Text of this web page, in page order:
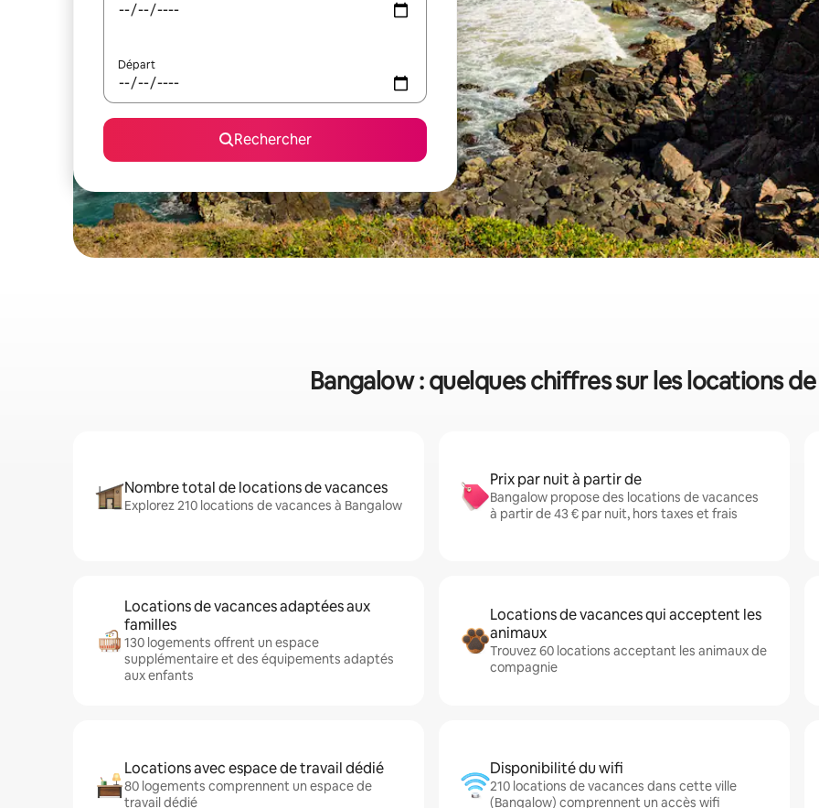
Départ
Rechercher
Bangalow : quelques chiffres sur les locations
Nombre total de locations de vacances
Explorez 210 locations de vacances à Bangalow
Prix par nuit à partir de
Bangalow propose des locations de vacances
à partir de 43 € par nuit, hors taxes et frais
Locations de vacances adaptées aux
familles
130 logements offrent un espace
supplémentaire et des équipements adaptés
aux enfants
Locations de vacances qui acceptent les
animaux
Trouvez 60 locations acceptant les animaux de
compagnie
Locations avec espace de travail dédié
80 logements comprennent un espace de
travail dédié
Disponibilité du wifi
210 locations de vacances dans cette ville
(Bangalow) comprennent un accès wifi